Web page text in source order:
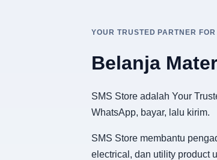
YOUR TRUSTED PARTNER
Belanja
SMS Store adalah Your
WhatsApp, bayar, lalu kirim.
SMS Store membantu
electrical, dan utility product